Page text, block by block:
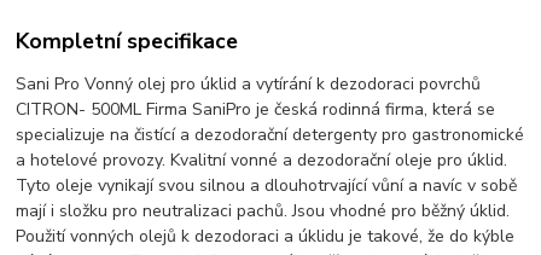
Kompletní specifikace
Sani Pro Vonný olej pro úklid a vytírání k dezodoraci povrchů
CITRON- 500ML Firma SaniPro je česká rodinná firma, která se
specializuje na čistící a dezodorační detergenty pro gastronomické
a hotelové provozy. Kvalitní vonné a dezodorační oleje pro úklid.
Tyto oleje vynikají svou silnou a dlouhotrvající vůní a navíc v sobě
mají i složku pro neutralizaci pachů. Jsou vhodné pro běžný úklid.
Použití vonných olejů k dezodoraci a úklidu je takové, že do kýble